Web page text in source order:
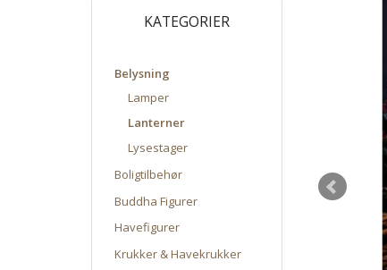
KATEGORIER
Belysning
Lamper
Lanterner
Lysestager
Boligtilbehør
Buddha Figurer
Havefigurer
Krukker & Havekrukker